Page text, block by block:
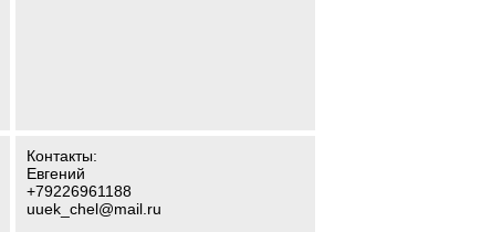
Контакты:
Евгений
+79226961188
uuek_chel@mail.ru